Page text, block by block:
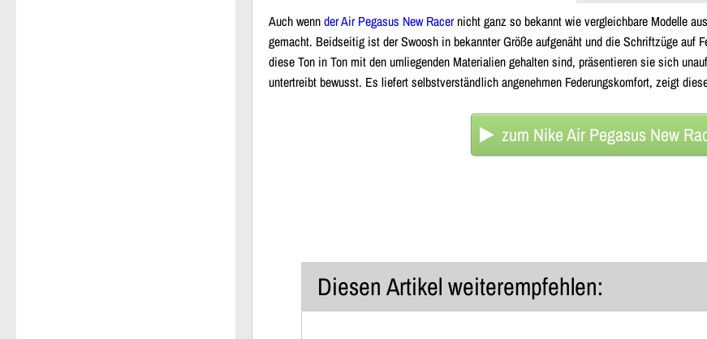
Auch wennder Air Pegasus New Racernicht ganz so bekannt wie vergleichbare Modelle
gemacht. Beidseitig ist der Swoosh in bekannter Größe aufgenäht und die Schriftzüge auf
diese Ton in Ton mit den umliegenden Materialien gehalten sind, präsentieren sie sich
untertreibt bewusst. Es liefert selbstverständlich angenehmen Federungskomfort, zeigt
zum Nike Air Pegasus New
Diesen Artikel weiterempfehlen: